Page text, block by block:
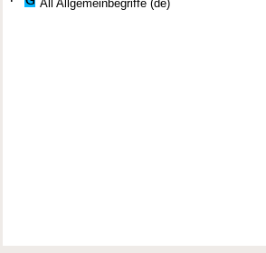
All Allgemeinbegriffe (de)